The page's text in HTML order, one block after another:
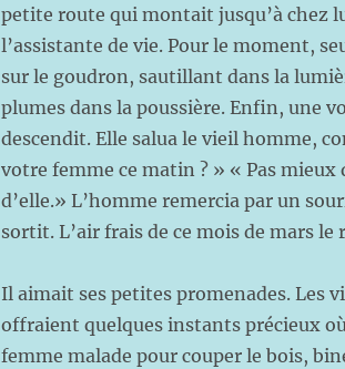
petite route qui montait jusqu’à chez
l’assistante de vie. Pour le moment,
sur le goudron, sautillant dans la
plumes dans la poussière. Enfin, une
descendit. Elle salua le vieil homme,
votre femme ce matin ? » « Pas mieux
d’elle.» L’homme remercia par un
sortit. L’air frais de ce mois de mars le
Il aimait ses petites promenades. Les
offraient quelques instants précieux
femme malade pour couper le bois,